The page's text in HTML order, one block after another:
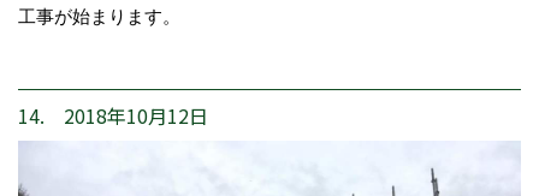
工事が始まります。
14. 2018年10月12日